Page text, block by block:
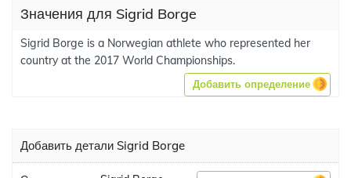
Значения для Sigrid Borge
Sigrid Borge is a Norwegian athlete who represented her
country at the 2017 World Championships.
Добавить определение
Добавить детали Sigrid Borge